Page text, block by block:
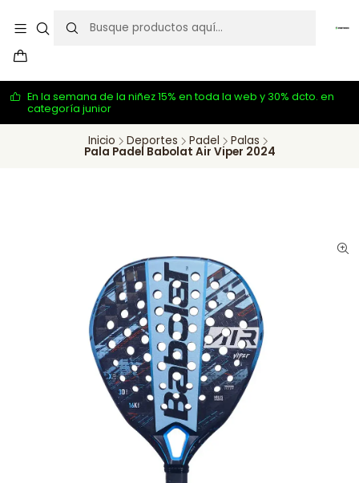
En la semana de la niñez 15% en toda la web y 30% dcto. en
categoría junior
Inicio Deportes Padel Palas
Pala Padel Babolat Air Viper 2024